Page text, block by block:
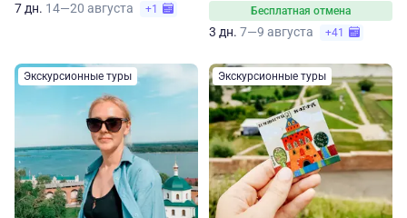
7 дн. 14—20 августа +1 Бесплатная отмена
3 дн. 7—9 августа +41
Экскурсионные туры Экскурсионные туры